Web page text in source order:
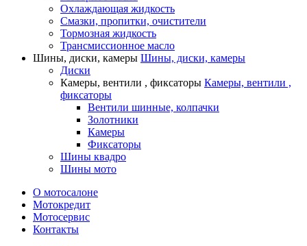
Охлаждающая жидкость
Смазки, пропитки, очистители
Тормозная жидкость
Трансмиссионное масло
Шины, диски, камеры Шины, диски, камеры
Диски
Камеры, вентили , фиксаторы Камеры, вентили ,
фиксаторы
Вентили шинные, колпачки
Золотники
Камеры
Фиксаторы
Шины квадро
Шины мото
О мотосалоне
Мотокредит
Мотосервис
Контакты